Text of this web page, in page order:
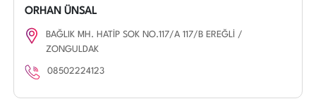
ORHAN ÜNSAL
BAĞLIK MH. HATİP SOK NO.117/A 117/B EREĞLİ /
ZONGULDAK
08502224123